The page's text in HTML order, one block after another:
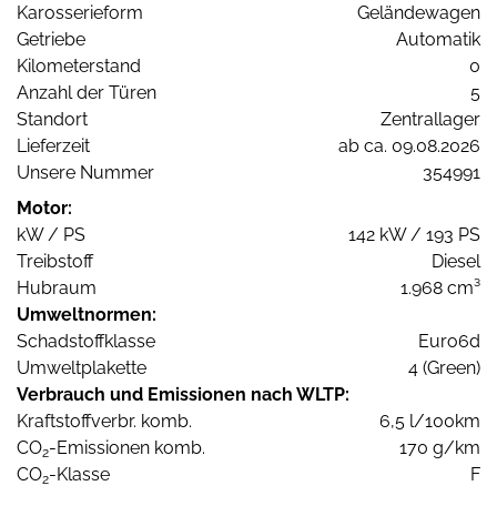
Karosserieform
Geländewagen
Getriebe
Automatik
Kilometerstand
0
Anzahl der Türen
5
Standort
Zentrallager
Lieferzeit
ab ca. 09.08.2026
Unsere Nummer
354991
Motor:
kW / PS
142 kW / 193 PS
Treibstoff
Diesel
Hubraum
1.968 cm³
Umweltnormen:
Schadstoffklasse
Euro6d
Umweltplakette
4 (Green)
Verbrauch und Emissionen nach WLTP:
Kraftstoffverbr. komb.
6,5 l/100km
CO2-Emissionen komb.
170 g/km
CO2-Klasse F